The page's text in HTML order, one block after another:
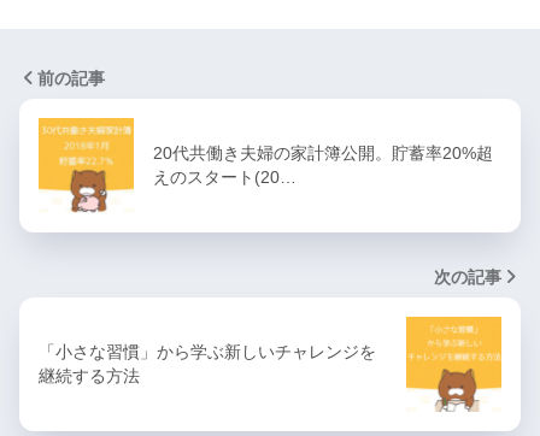
前の記事
20代共働き夫婦の家計簿公開。貯蓄率20%超
えのスタート(20…
次の記事
「小さな習慣」から学ぶ新しいチャレンジを
継続する方法